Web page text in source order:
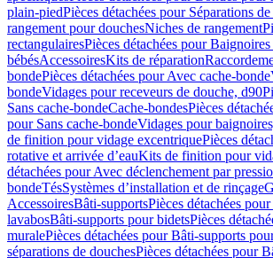
plain-piedPièces détachées pour Séparations
rangement pour douchesNiches de rangement
rectangulairesPièces détachées pour
bébésAccessoiresKits de réparation
bondePièces détachées pour Avec cache-bonde
bondeVidages pour receveurs de douche, d90
Sans cache-bondeCache-bondesPièces
pour Sans cache-bondeVidages pour
de finition pour vidage excentriquePièces
rotative et arrivée d’eauKits de finition pour
détachées pour Avec déclenchement par
bondeTésSystèmes d’installation et de rinçage
AccessoiresBâti-supportsPièces détachées
lavabosBâti-supports pour bidetsPièces
muralePièces détachées pour Bâti-supports
séparations de douchesPièces détachées pour